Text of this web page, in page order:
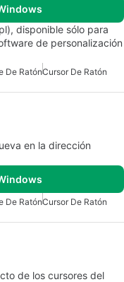
disponible sólo para
de personalización
De RatónCursor De Ratón
en la dirección
De RatónCursor De Ratón
de los cursores del